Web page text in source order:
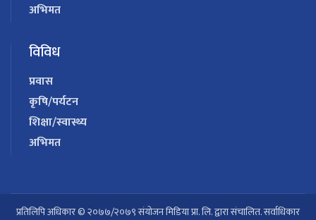
अभिमत
विविध
प्रवास
कृषि/पर्यटन
शिक्षा/स्वास्थ्य
अभिमत
प्रतिलिपि अधिकार © २०७७/२०७९ संयोजन मिडिया प्रा. लि. द्वारा संचालित. सर्वाधिकार